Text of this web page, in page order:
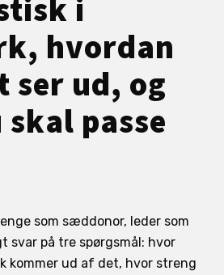
i
hvordan
ud, og
passe
som sæddonor, leder som
på tre spørgsmål: hvor
kommer ud af det, hvor streng